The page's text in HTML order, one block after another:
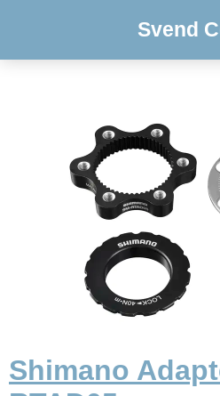
Svend
Shimano